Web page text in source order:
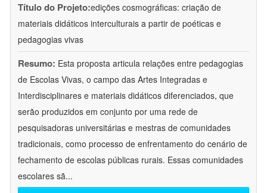
Título do Projeto:edições cosmográficas: criação de
materiais didáticos interculturais a partir de poéticas e
pedagogias vivas
Resumo: Esta proposta articula relações entre pedagogias
de Escolas Vivas, o campo das Artes Integradas e
Interdisciplinares e materiais didáticos diferenciados, que
serão produzidos em conjunto por uma rede de
pesquisadoras universitárias e mestras de comunidades
tradicionais, como processo de enfrentamento do cenário de
fechamento de escolas públicas rurais. Essas comunidades
escolares sã...